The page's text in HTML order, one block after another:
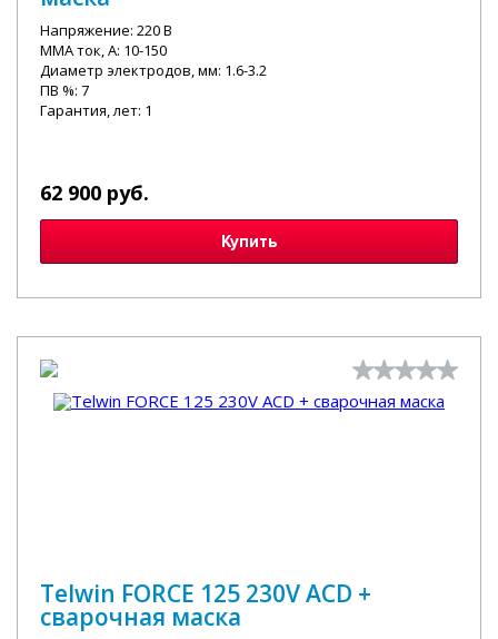
Напряжение: 220 В
MMA ток, А: 10-150
Диаметр электродов, мм: 1.6-3.2
ПВ %: 7
Гарантия, лет: 1
62 900 руб.
Купить
Telwin FORCE 125 230V ACD +
сварочная маска